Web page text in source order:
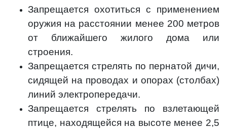
Запрещается охотиться с применением
оружия на расстоянии менее 200 метров
от ближайшего жилого дома или
строения.
Запрещается стрелять по пернатой дичи,
сидящей на проводах и опорах (столбах)
линий электропередачи.
Запрещается стрелять по взлетающей
птице, находящейся на высоте менее 2,5